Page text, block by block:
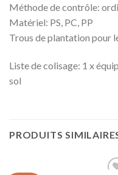
Méthode de contrôle:
Matériel: PS, PC, PP
Trous de plantation pour
Liste de colisage: 1 x
sol
PRODUITS